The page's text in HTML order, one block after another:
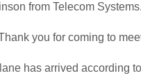
from Telecom
you for coming to
has arrived according